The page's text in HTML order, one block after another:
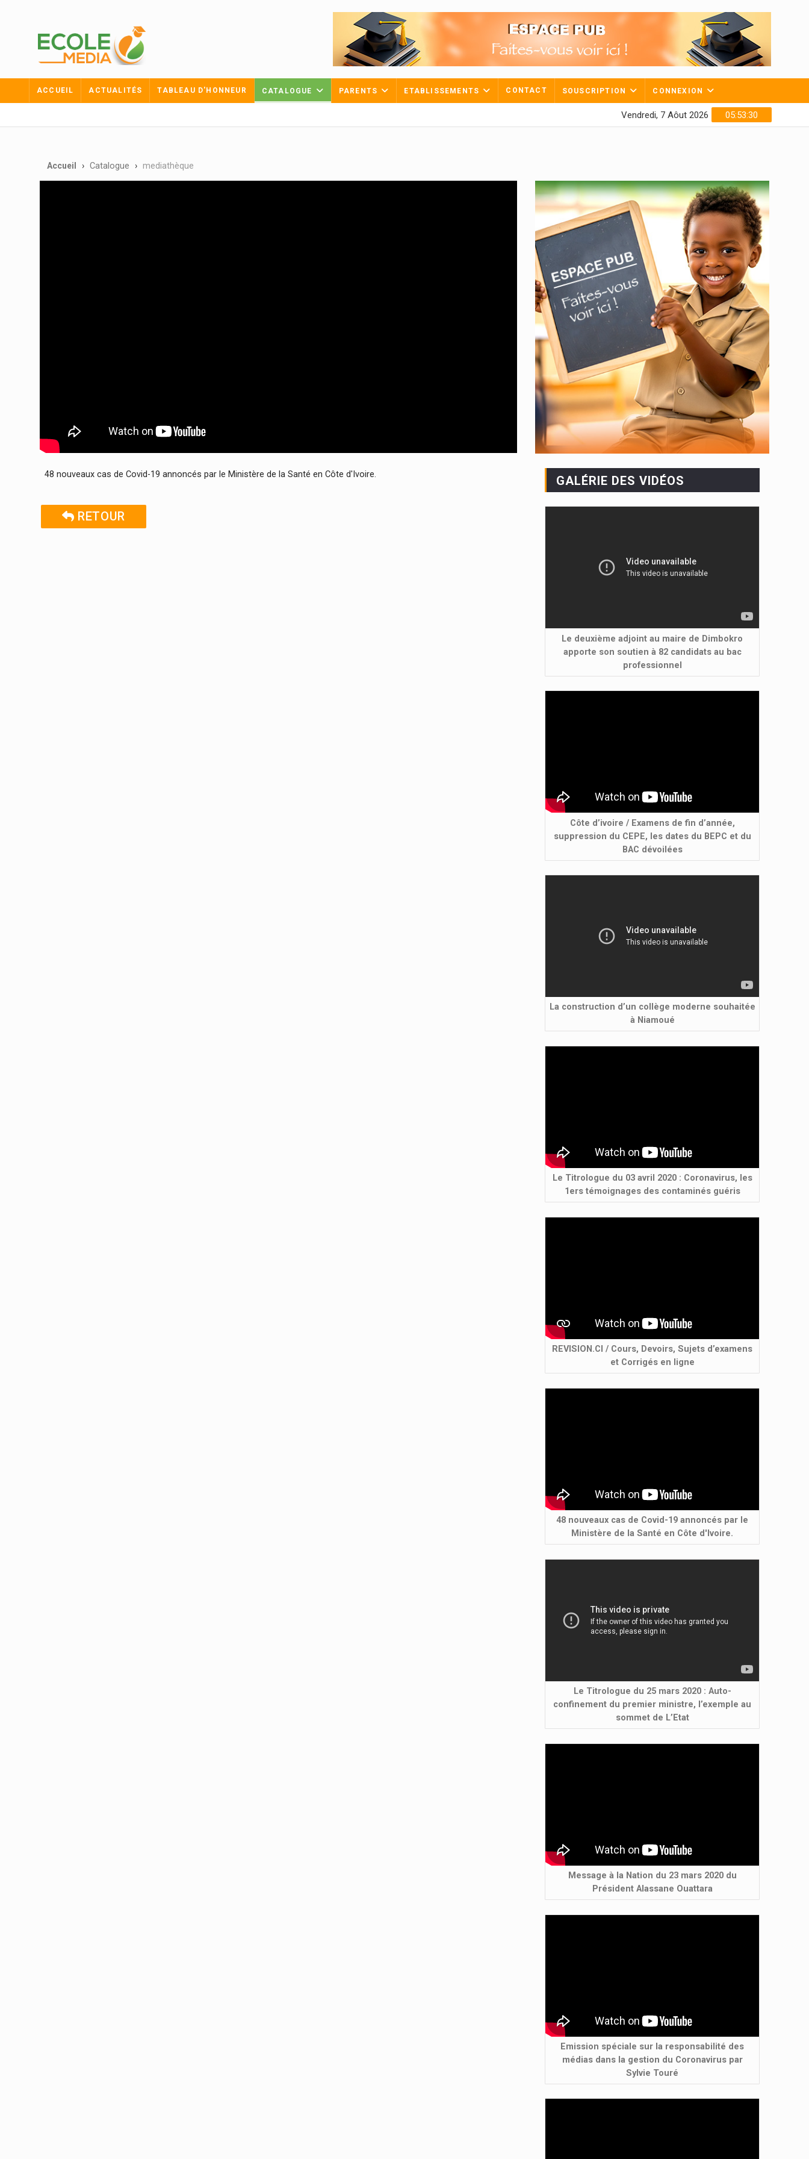
ACCUEIL ACTUALITÉS TABLEAU D'HONNEUR CATALOGUE PARENTS ETABLISSEMENTS CONTACT SOUSCRIPTION CONNEXION
05:53:31
Vendredi, 7 Aôut 2026
Accueil Catalogue mediathèque
48 nouveaux cas de Covid-19 annoncés par le Ministère de la Santé en Côte d'Ivoire.
RETOUR
GALÉRIE DES VIDÉOS
Le deuxième adjoint au maire de Dimbokro
apporte son soutien à 82 candidats au bac
professionnel
Côte d’ivoire / Examens de fin d’année,
suppression du CEPE, les dates du BEPC et du
BAC dévoilées
La construction d’un collège moderne souhaitée
à Niamoué
Le Titrologue du 03 avril 2020 : Coronavirus, les
1ers témoignages des contaminés guéris
REVISION.CI / Cours, Devoirs, Sujets d’examens
et Corrigés en ligne
48 nouveaux cas de Covid-19 annoncés par le
Ministère de la Santé en Côte d'Ivoire.
Le Titrologue du 25 mars 2020 : Auto-
confinement du premier ministre, l’exemple au
sommet de L’Etat
Message à la Nation du 23 mars 2020 du
Président Alassane Ouattara
Emission spéciale sur la responsabilité des
médias dans la gestion du Coronavirus par
Sylvie Touré